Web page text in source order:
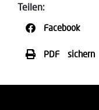
Teilen:
Facebook
PDF sichern